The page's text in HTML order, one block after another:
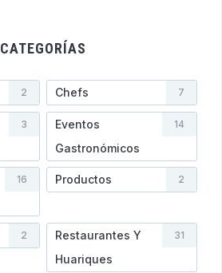
CATEGORÍAS
2 Chefs 7
3
Eventos
Gastronómicos
14
16 Productos 2
2
Restaurantes Y
Huariques
31